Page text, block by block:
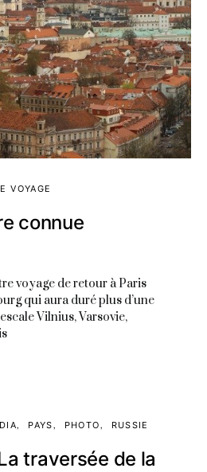
VOYAGE
connue
voyage de retour à Paris
qui aura duré plus d’une
Vilnius, Varsovie,
PAYS PHOTO RUSSIE
traversée de la